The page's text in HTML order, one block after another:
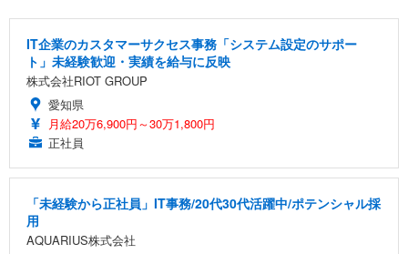
IT企業のカスタマーサクセス事務「システム設定のサポー
ト」未経験歓迎・実績を給与に反映
株式会社RIOT GROUP
愛知県
月給20万6,900円～30万1,800円
正社員
「未経験から正社員」IT事務/20代30代活躍中/ポテンシャル採
用
AQUARIUS株式会社